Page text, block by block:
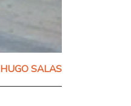
HUGO SALAS